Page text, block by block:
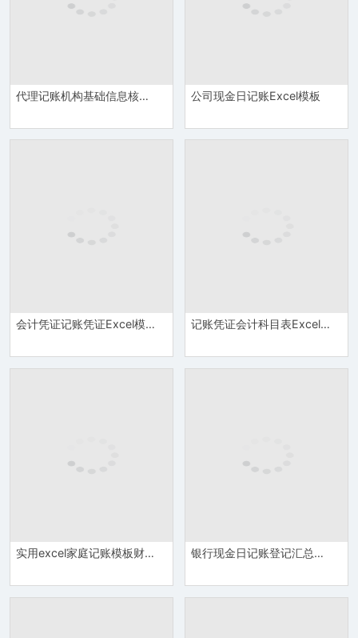
代理记账机构基础信息核对表Excel模板 公司现金日记账Excel模板
会计凭证记账凭证Excel模板 记账凭证会计科目表Excel模板
实用excel家庭记账模板财务管理Excel模板 银行现金日记账登记汇总表Excel模板